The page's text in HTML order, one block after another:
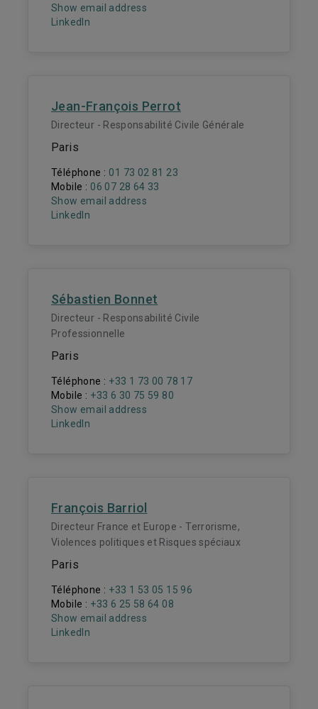
Show email address
LinkedIn
Jean-François Perrot
Directeur - Responsabilité Civile Générale
Paris
Téléphone : 01 73 02 81 23
Mobile : 06 07 28 64 33
Show email address
LinkedIn
Sébastien Bonnet
Directeur - Responsabilité Civile
Professionnelle
Paris
Téléphone : +33 1 73 00 78 17
Mobile : +33 6 30 75 59 80
Show email address
LinkedIn
François Barriol
Directeur France et Europe - Terrorisme,
Violences politiques et Risques spéciaux
Paris
Téléphone : +33 1 53 05 15 96
Mobile : +33 6 25 58 64 08
Show email address
LinkedIn